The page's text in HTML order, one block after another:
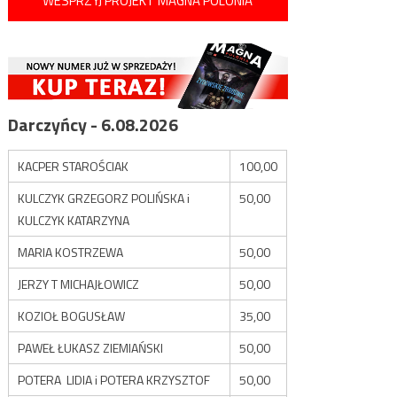
Darczyńcy - 6.08.2026
KACPER STAROŚCIAK
100,00
KULCZYK GRZEGORZ POLIŃSKA i
KULCZYK KATARZYNA
50,00
MARIA KOSTRZEWA
50,00
JERZY T MICHAJŁOWICZ
50,00
KOZIOŁ BOGUSŁAW
35,00
PAWEŁ ŁUKASZ ZIEMIAŃSKI
50,00
POTERA LIDIA i POTERA KRZYSZTOF
50,00